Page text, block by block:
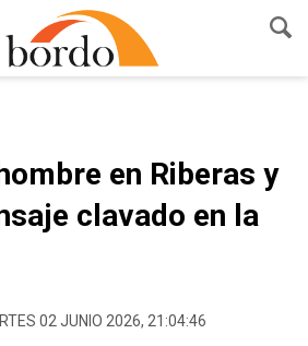
en Riberas y
clavado en la
02 JUNIO 2026, 21:04:46